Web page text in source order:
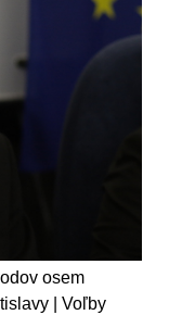
osem
| Voľby